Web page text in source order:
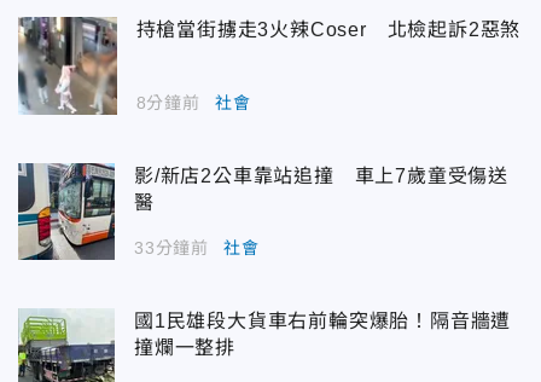
持槍當街擄走3火辣Coser 北檢起訴2惡煞
8分鐘前 社會
影/新店2公車靠站追撞 車上7歲童受傷送
醫
33分鐘前 社會
國1民雄段大貨車右前輪突爆胎！隔音牆遭
撞爛一整排